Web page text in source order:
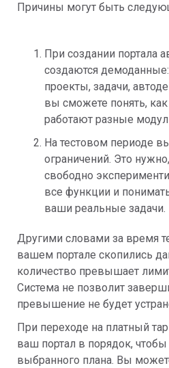
Причины могут быть
При создании портала
создаются
проекты, задачи,
вы сможете понять,
работают разные
На тестовом периоде
ограничений. Это
свободно
все функции и
ваши реальные задачи.
Другими словами за время
вашем портале скопились
количество превышает
Система не позволит
превышение не будет
При переходе на платный
ваш портал в порядок,
выбранного плана. Вы